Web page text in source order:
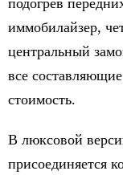
подогрев
иммобилайзер,
центральный
все
стоимость.
В люксовой
присоединяется